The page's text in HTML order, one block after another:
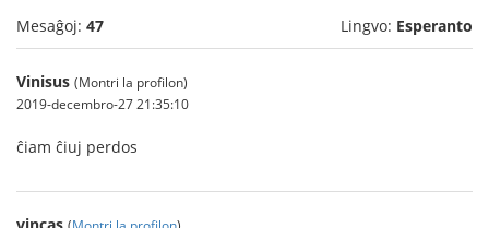
Mesaĝoj: 47 Lingvo: Esperanto
Vinisus (Montri la profilon)
2019-decembro-27 21:35:10
ĉiam ĉiuj perdos